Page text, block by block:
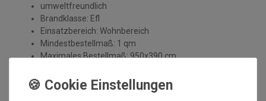
umweltfreundlich
Brandklasse: Efl
Einsatzbereich: Wohnbereich
Mindestbestellmaß: 1 qm
Maximales Bestellmaß: 950x390 cm